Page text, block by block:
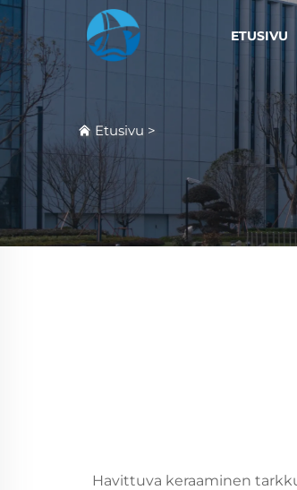
ETUSIVU
Etusivu >
Havittuva keraaminen